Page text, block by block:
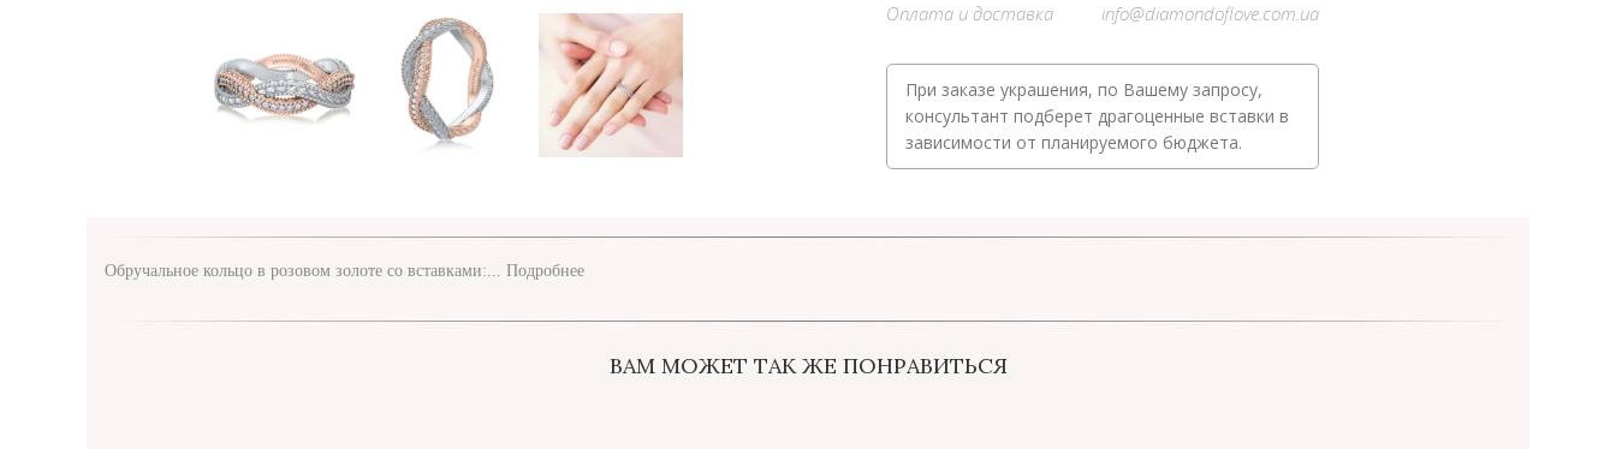
Оплата и доставка
info@diamondoflove.com.ua
При заказе украшения, по Вашему запросу,
консультант подберет драгоценные вставки в
зависимости от планируемого бюджета.
Обручальное кольцо в розовом золоте со вставками:... Подробнее
ВАМ МОЖЕТ ТАК ЖЕ ПОНРАВИТЬСЯ